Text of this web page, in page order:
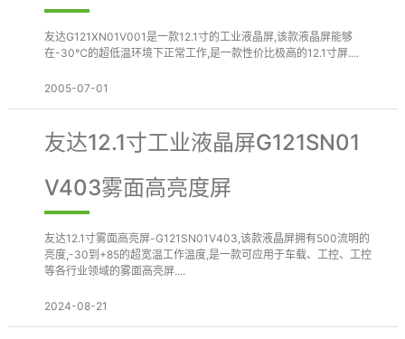
友达G121XN01V001是一款12.1寸的工业液晶屏,该款液晶屏能够
在-30℃的超低温环境下正常工作,是一款性价比极高的12.1寸屏....
2005-07-01
友达12.1寸工业液晶屏G121SN01
V403雾面高亮度屏
友达12.1寸雾面高亮屏-G121SN01V403,该款液晶屏拥有500流明的
亮度,-30到+85的超宽温工作温度,是一款可应用于车载、工控、工控
等各行业领域的雾面高亮屏....
2024-08-21